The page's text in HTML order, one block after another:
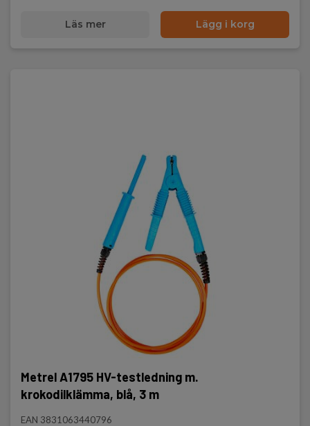
Läs mer Lägg i korg
Metrel A1795 HV-testledning m.
krokodilklämma, blå, 3 m
EAN 3831063440796